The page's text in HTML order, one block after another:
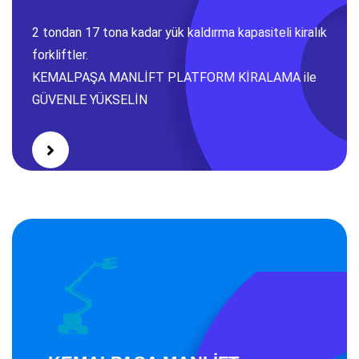
KEMALPAŞA FORKLİFT
KİRALAMA
2 tondan 17 tona kadar yük kaldırma kapasiteli kiralık
forkliftler.
KEMALPAŞA MANLİFT PLATFORM KİRALAMA ile
GÜVENLE YÜKSELİN